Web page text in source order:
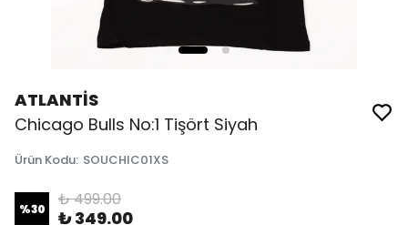
ATLANTİS
Chicago Bulls No:1 Tişört Siyah
Ürün Kodu: SOUCHIC01XS
%30 ₺ 499.00
₺ 349.00